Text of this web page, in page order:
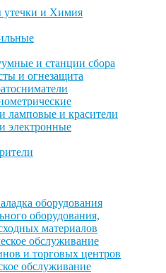
утечки и Химия
и станции сбора
и огнезащита
ламповые и красители
электронные
оборудования
оборудования,
материалов
обслуживание
и торговых центров
обслуживание